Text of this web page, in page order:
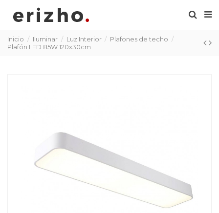
Inicio Iluminar Luz Interior
Plafones de techo
Plafón LED 85W 120x30cm